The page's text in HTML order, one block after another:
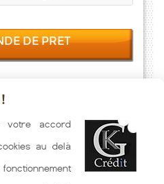
DE PRET
les semaines. Taux Immobilier
bancaires. Meilleur Taux hors
indicatif fonction des
votre accord
au delà